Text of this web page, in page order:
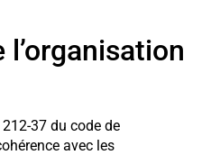
37 du code de
avec les